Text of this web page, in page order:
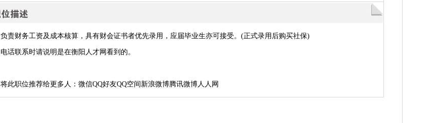
负责财务工资及成本核算，具有财会证书者优先录用，应届毕业生亦可接受。(正式录用后购买社保)
电话联系时请说明是在衡阳人才网看到的。
将此职位推荐给更多人： 微信QQ好友QQ空间 新浪微博腾讯微博人人网